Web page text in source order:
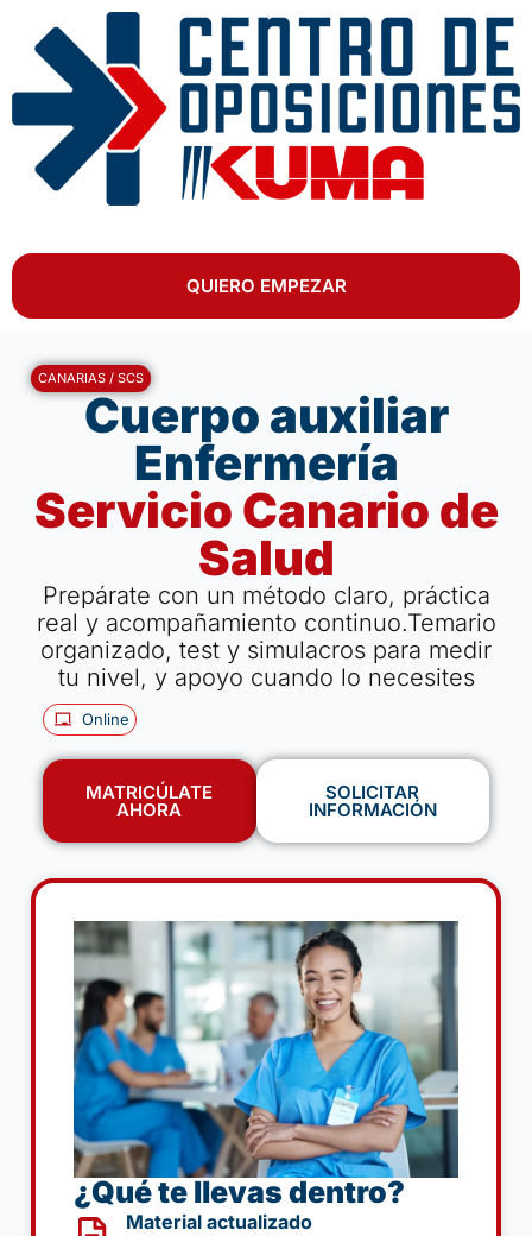
QUIERO EMPEZAR
CANARIAS / SCS
Cuerpo auxiliar
Enfermería
Servicio Canario de
Salud
Prepárate con un método claro, práctica
real y acompañamiento continuo.Temario
organizado, test y simulacros para medir
tu nivel, y apoyo cuando lo necesites
Online
MATRICÚLATE
AHORA
SOLICITAR
INFORMACIÓN
¿Qué te llevas dentro?
Material actualizado